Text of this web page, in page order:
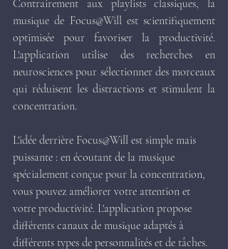
Contrairement aux playlists classiques, la
musique de Focus@Will est scientifiquement
optimisée pour favoriser la productivité.
L'application utilise des recherches en
neurosciences pour sélectionner des morceaux
qui réduisent les distractions et stimulent la
concentration.
L'idée derrière Focus@Will est simple mais
puissante : en écoutant de la musique
spécialement conçue pour la concentration,
vous pouvez améliorer votre attention et
votre productivité. L'application propose
différents canaux de musique adaptés à
différents types de personnalités et de tâches.